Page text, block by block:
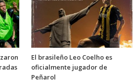
El brasileño Leo Coelho es
oficialmente jugador de
Peñarol